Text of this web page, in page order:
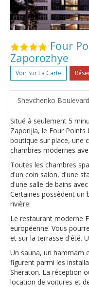
Four
Zaporozhye
Voir Sur La Carte
Shevchenko
Situé à seulement 5
Zaporijia, le Four Points
boutique sur place, une
chambres modernes
Toutes les chambres
d'un coin salon, d'une
d'une salle de bains
Certaines possèdent un
rivière.
Le restaurant moderne
européenne. Vous
et sur la terrasse d'été.
Un sauna, un hammam
figurent parmi les
Sheraton. La réception
location de voitures et